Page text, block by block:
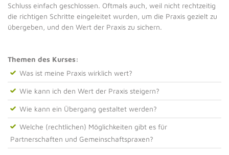
Schluss einfach geschlossen. Oftmals auch, weil nicht rechtzeitig
die richtigen Schritte eingeleitet wurden, um die Praxis gezielt zu
übergeben, und den Wert der Praxis zu sichern.
Themen des Kurses:
Was ist meine Praxis wirklich wert?
Wie kann ich den Wert der Praxis steigern?
Wie kann ein Übergang gestaltet werden?
Welche (rechtlichen) Möglichkeiten gibt es für
Partnerschaften und Gemeinschaftspraxen?